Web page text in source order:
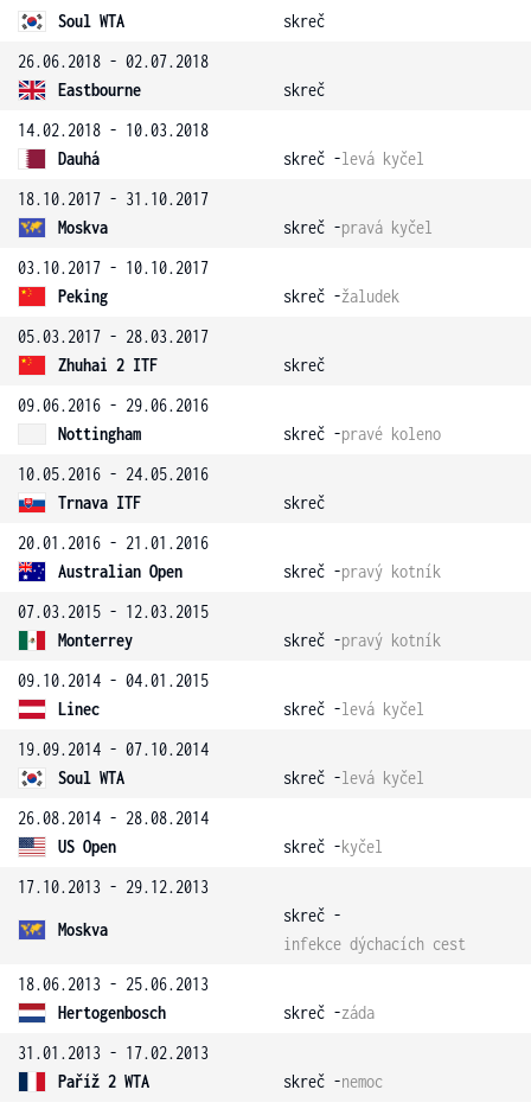
Soul WTA
skreč
26.06.2018 - 02.07.2018
Eastbourne
skreč
14.02.2018 - 10.03.2018
Dauhá
skreč -levá kyčel
18.10.2017 - 31.10.2017
Moskva
skreč -pravá kyčel
03.10.2017 - 10.10.2017
Peking
skreč -žaludek
05.03.2017 - 28.03.2017
Zhuhai 2 ITF
skreč
09.06.2016 - 29.06.2016
Nottingham
skreč -pravé koleno
10.05.2016 - 24.05.2016
Trnava ITF
skreč
20.01.2016 - 21.01.2016
Australian Open
skreč -pravý kotník
07.03.2015 - 12.03.2015
Monterrey
skreč -pravý kotník
09.10.2014 - 04.01.2015
Linec
skreč -levá kyčel
19.09.2014 - 07.10.2014
Soul WTA
skreč -levá kyčel
26.08.2014 - 28.08.2014
US Open
skreč -kyčel
17.10.2013 - 29.12.2013
Moskva
skreč -
infekce dýchacích cest
18.06.2013 - 25.06.2013
Hertogenbosch
skreč -záda
31.01.2013 - 17.02.2013
Paříž 2 WTA
skreč -nemoc